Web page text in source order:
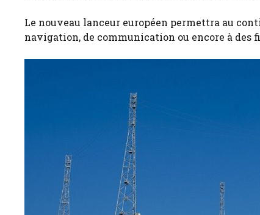
Le nouveau lanceur européen permettra au
navigation, de communication ou encore à des